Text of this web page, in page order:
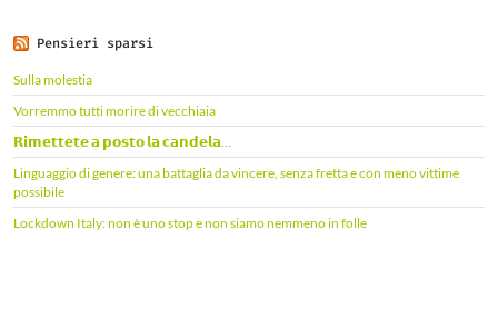
Pensieri sparsi
Sulla molestia
Vorremmo tutti morire di vecchiaia
𝗥𝗶𝗺𝗲𝘁𝘁𝗲𝘁𝗲 𝗮 𝗽𝗼𝘀𝘁𝗼 𝗹𝗮 𝗰𝗮𝗻𝗱𝗲𝗹𝗮...
Linguaggio di genere: una battaglia da vincere, senza fretta e con meno vittime
possibile
Lockdown Italy: non è uno stop e non siamo nemmeno in folle